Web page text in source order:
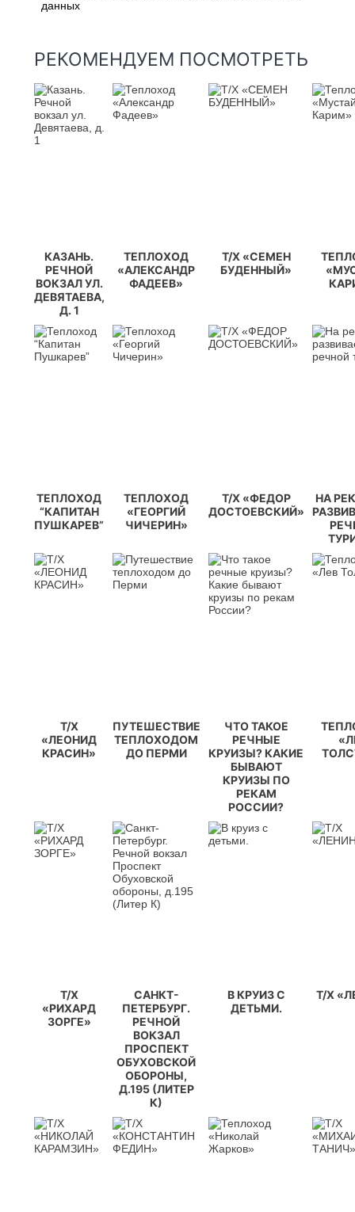
данных
РЕКОМЕНДУЕМ ПОСМОТРЕТЬ
КАЗАНЬ.
РЕЧНОЙ
ВОКЗАЛ УЛ.
ДЕВЯТАЕВА,
Д. 1
ТЕПЛОХОД
«АЛЕКСАНДР
ФАДЕЕВ»
Т/Х «СЕМЕН
БУДЕННЫЙ»
ТЕПЛОХОД
“КАПИТАН
ПУШКАРЕВ”
ТЕПЛОХОД
«ГЕОРГИЙ
ЧИЧЕРИН»
Т/Х «ФЕДОР
ДОСТОЕВСКИЙ»
НА
Т/Х
«ЛЕОНИД
КРАСИН»
ПУТЕШЕСТВИЕ
ТЕПЛОХОДОМ
ДО ПЕРМИ
ЧТО ТАКОЕ
РЕЧНЫЕ
КРУИЗЫ? КАКИЕ
БЫВАЮТ
КРУИЗЫ ПО
РЕКАМ
РОССИИ?
Т/Х
«РИХАРД
ЗОРГЕ»
САНКТ-
ПЕТЕРБУРГ.
РЕЧНОЙ
ВОКЗАЛ
ПРОСПЕКТ
ОБУХОВСКОЙ
ОБОРОНЫ,
Д.195 (ЛИТЕР
К)
В КРУИЗ С
ДЕТЬМИ.
Т/Х